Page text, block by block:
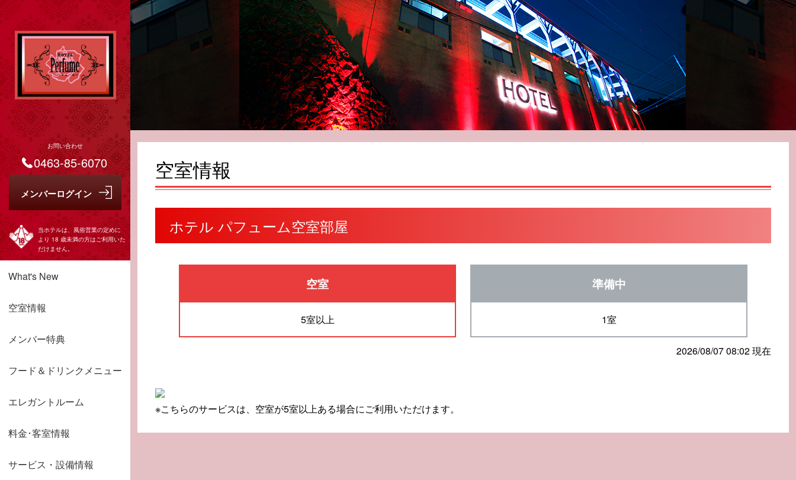
当ホテルは、風俗営業の定めに
より 18 歳未満の方はご利用いた
だけません。
お問い合わせ
0463-85-6070
What's New
空室情報
メンバー特典
フード＆ドリンクメニュー
エレガントルーム
料金･客室情報
サービス・設備情報
空室情報
ホテル パフューム空室部屋
空室
5室以上
準備中
1室
2026/08/07 08:02 現在
※こちらのサービスは、空室が5室以上ある場合にご利用いただけます。